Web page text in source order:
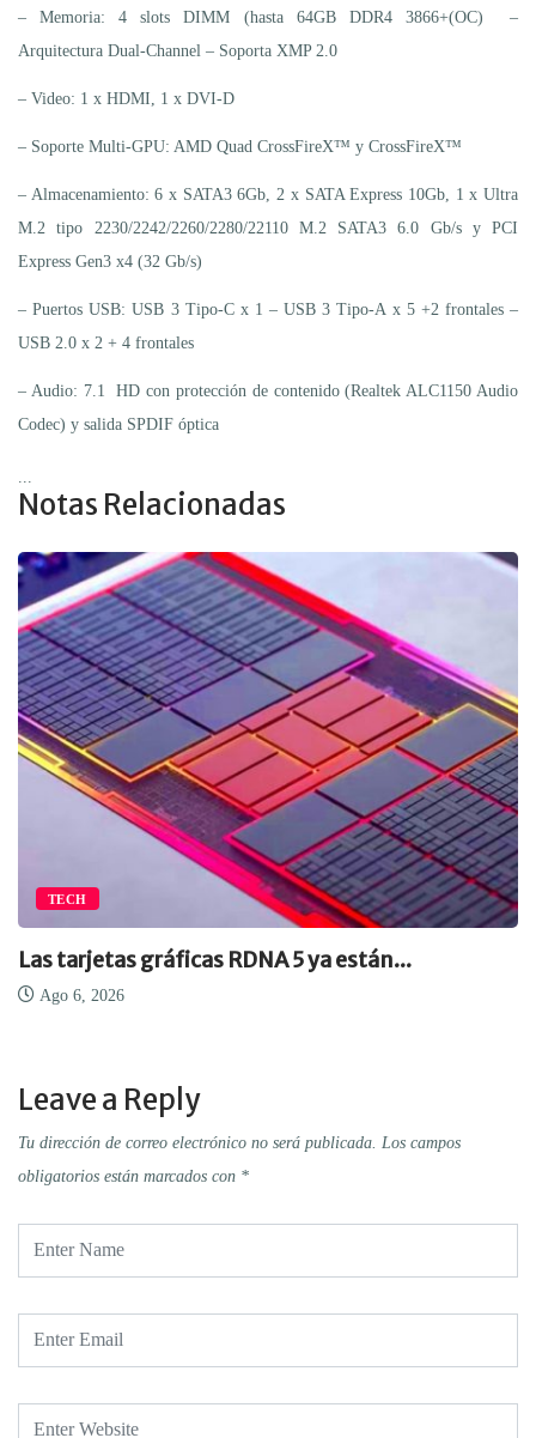
– Memoria: 4 slots DIMM (hasta 64GB DDR4 3866+(OC) –
Arquitectura Dual-Channel – Soporta XMP 2.0
– Video: 1 x HDMI, 1 x DVI-D
– Soporte Multi-GPU: AMD Quad CrossFireX™ y CrossFireX™
– Almacenamiento: 6 x SATA3 6Gb, 2 x SATA Express 10Gb, 1 x Ultra
M.2 tipo 2230/2242/2260/2280/22110 M.2 SATA3 6.0 Gb/s y PCI
Express Gen3 x4 (32 Gb/s)
– Puertos USB: USB 3 Tipo-C x 1 – USB 3 Tipo-A x 5 +2 frontales –
USB 2.0 x 2 + 4 frontales
– Audio: 7.1 HD con protección de contenido (Realtek ALC1150 Audio
Codec) y salida SPDIF óptica
Notas Relacionadas
TECH
Las tarjetas gráficas RDNA 5 ya están...
Ago 6, 2026
Leave a Reply
Tu dirección de correo electrónico no será publicada. Los campos
obligatorios están marcados con *